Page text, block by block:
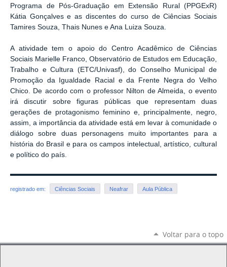
Programa de Pós-Graduação em Extensão Rural (PPGExR)
Kátia Gonçalves e as discentes do curso de Ciências Sociais
Tamires Souza, Thais Nunes e Ana Luiza Souza.
A atividade tem o apoio do Centro Acadêmico de Ciências
Sociais Marielle Franco, Observatório de Estudos em Educação,
Trabalho e Cultura (ETC/Univasf), do Conselho Municipal de
Promoção da Igualdade Racial e da Frente Negra do Velho
Chico. De acordo com o professor Nilton de Almeida, o evento
irá discutir sobre figuras públicas que representam duas
gerações de protagonismo feminino e, principalmente, negro,
assim, a importância da atividade está em levar à comunidade o
diálogo sobre duas personagens muito importantes para a
história do Brasil e para os campos intelectual, artístico, cultural
e político do país.
registrado em: Ciências Sociais Neafrar Aula Pública
Voltar para o topo